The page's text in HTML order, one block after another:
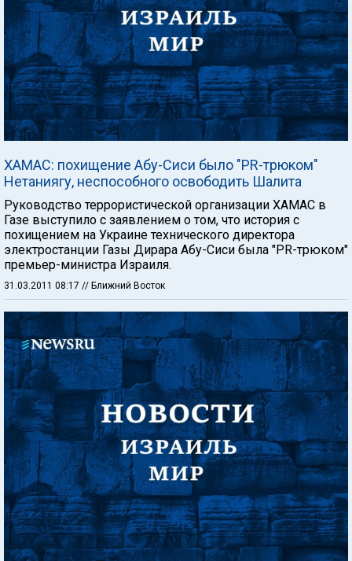
ХАМАС: похищение Абу-Сиси было "PR-трюком"
Нетаниягу, неспособного освободить Шалита
Руководство террористической организации ХАМАС в
Газе выступило с заявлением о том, что история с
похищением на Украине технического директора
электростанции Газы Дирара Абу-Сиси была "PR-трюком"
премьер-министра Израиля.
31.03.2011 08:17 // Ближний Восток